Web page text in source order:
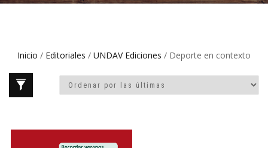
Inicio / Editoriales / UNDAV Ediciones / Deporte en contexto